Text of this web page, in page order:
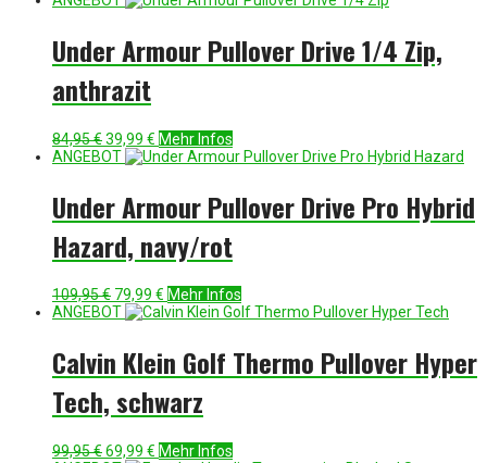
Under Armour Pullover Drive 1/4 Zip,
anthrazit
84,95€Ursprünglicher
Preis
39,99 € Aktueller
Preis
Mehr Infos
ANGEBOT
Under Armour Pullover Drive Pro Hybrid
Hazard, navy/rot
109,95€ Ursprünglicher
Preis
79,99 € Aktueller
Preis
Mehr Infos
ANGEBOT
Calvin Klein Golf Thermo Pullover Hyper
Tech, schwarz
99,95€Ursprünglicher
69,99 € Aktueller
Mehr Infos